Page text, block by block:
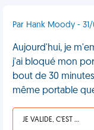
Par Hank Moody - 31/
Aujourd'hui, je
j'ai bloqué mon
bout de 30
même portable
JE VALIDE, C'EST UNE VDM